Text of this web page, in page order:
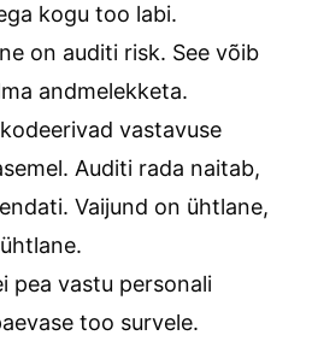
kogu too labi.
on auditi risk. See võib
andmelekketa.
vastavuse
Auditi rada naitab,
Vaijund on ühtlane,
pea vastu personali
too survele.